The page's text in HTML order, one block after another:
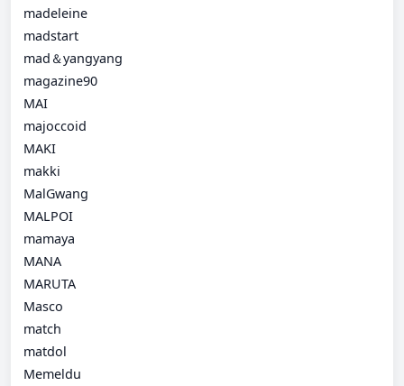
madeleine
madstart
mad＆yangyang
magazine90
MAI
majoccoid
MAKI
makki
MalGwang
MALPOI
mamaya
MANA
MARUTA
Masco
match
matdol
Memeldu